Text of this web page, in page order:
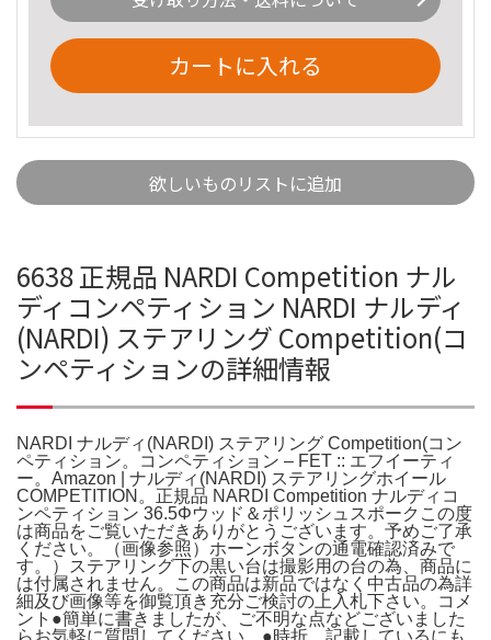
カートに入れる
欲しいものリストに追加
6638 正規品 NARDI Competition ナル
ディコンペティション NARDI ナルディ
(NARDI) ステアリング Competition(コ
ンペティションの詳細情報
NARDI ナルディ(NARDI) ステアリング Competition(コン
ペティション。コンペティション – FET :: エフイーティ
ー。Amazon | ナルディ(NARDI) ステアリングホイール
COMPETITION。正規品 NARDI Competition ナルディコ
ンペティション 36.5Φウッド＆ポリッシュスポークこの度
は商品をご覧いただきありがとうございます。予めご了承
ください。（画像参照）ホーンボタンの通電確認済みで
す。）ステアリング下の黒い台は撮影用の台の為、商品に
は付属されません。この商品は新品ではなく中古品の為詳
細及び画像等を御覧頂き充分ご検討の上入札下さい。コメ
ント●簡単に書きましたが、ご不明な点などございました
らお気軽に質問してください。●時折、記載しているにも